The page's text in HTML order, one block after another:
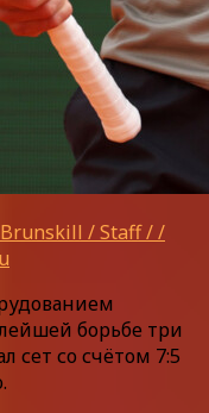
/ Staff / /
борьбе три
сет со счётом 7:5